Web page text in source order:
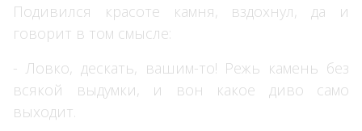
Подивился красоте камня, вздохнул, да и
говорит в том смысле:
- Ловко, дескать, вашим-то! Режь камень без
всякой выдумки, и вон какое диво само
выходит.